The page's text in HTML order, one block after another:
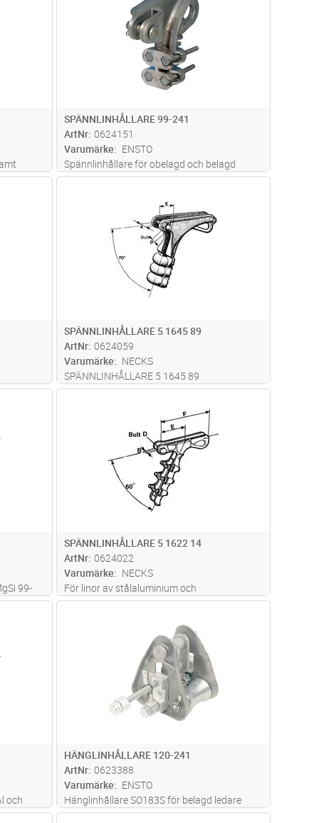
till 60
-
SPÄNNLINHÅLLARE 99-241
ArtNr 0624151
Varumärke
ENSTO
Spännlinhållare för obelagd och belagd
ledare Al-leg 99-241 , FeAl 99-157 mm².
installation i denna spännlinhållare. Cirka
5mm av beläggningen skall föras in
SPÄNNLINHÅLLARE 5 1645 89
ArtNr 0624059
Varumärke
NECKS
SPÄNNLINHÅLLARE 5 1645 89
99-
isolerad
SPÄNNLINHÅLLARE 5 1622 14
ArtNr 0624022
Varumärke
NECKS
För linor av stålaluminium och
aluminiumlegering. 18 mm hylsa användes.
linränna och överfall av aducerjärn.
Klämbultar av stål, är permanent fastsatta i
och
HÄNGLINHÅLLARE 120-241
ArtNr 0623388
Varumärke
ENSTO
Hänglinhållare SO183S för belagd ledare
120-241mm² med momentbultar för ett